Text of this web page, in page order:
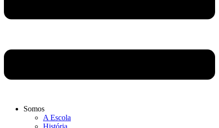
Somos
A Escola
História